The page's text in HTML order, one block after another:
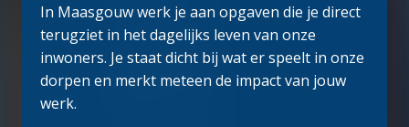
In Maasgouw werk je aan opgaven die je direct
terugziet in het dagelijks leven van onze
inwoners. Je staat dicht bij wat er speelt in onze
dorpen en merkt meteen de impact van jouw
werk.